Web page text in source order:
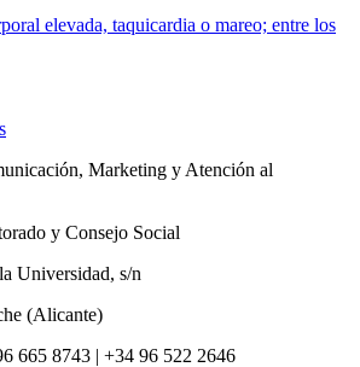
elevada, taquicardia o mareo; entre los
Marketing y Atención al
y Consejo Social
Universidad, s/n
(Alicante)
665 8743 | +34 96 522 2646